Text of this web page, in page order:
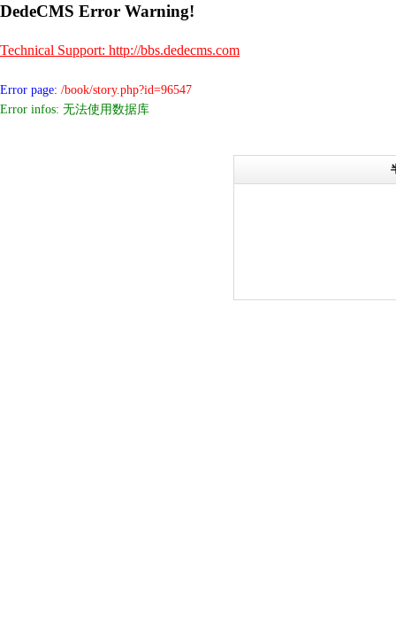
DedeCMS Error Warning!
Technical Support: http://bbs.dedecms.com
Error page: /book/story.php?id=96547
Error infos: 无法使用数据库